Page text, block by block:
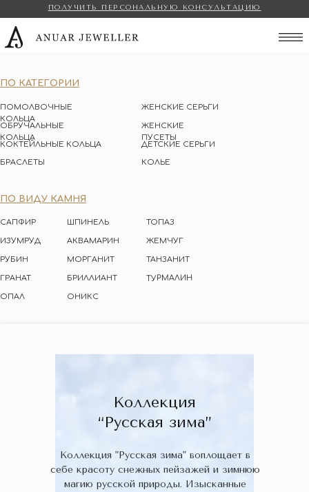
ПОЛУЧИТЬ ПЕРСОНАЛЬНУЮ КОНСУЛЬТАЦИЮ
ПО КАТЕГОРИИ
ПОМОЛВОЧНЫЕ
КОЛЬЦА
ОБРУЧАЛЬНЫЕ
КОЛЬЦА
ЖЕНСКИЕ СЕРЬГИ
КОКТЕЙЛЬНЫЕ КОЛЬЦА
ЖЕНСКИЕ
ПУСЕТЫ
ДЕТСКИЕ СЕРЬГИ
БРАСЛЕТЫ
КОЛЬЕ
ПО ВИДУ КАМНЯ
САПФИР
ИЗУМРУД
ШПИНЕЛЬ
РУБИН
АКВАМАРИН
МОРГАНИТ
ГРАНАТ БРИЛЛИАНТ
ТОПАЗ
ЖЕМЧУГ
ТУРМАЛИН
ТАНЗАНИТ
ОНИКС
ОПАЛ
Коллекция
“Русская зима”
Коллекция "Русская зима" воплощает в
себе красоту снежных пейзажей и зимнюю
магию русской природы. Изысканные